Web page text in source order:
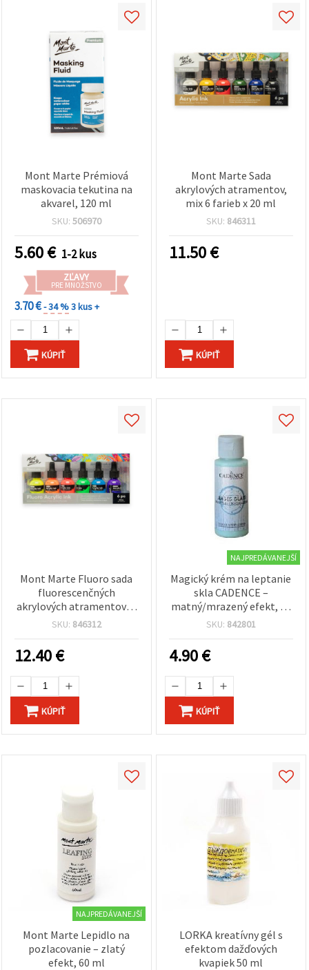
Mont Marte Prémiová
maskovacia tekutina na
akvarel, 120 ml
SKU: 506970
5.60€ 1-2 kus
ZĽAVY
PRE MNOŽSTVO
3.70 €- 34 %3 kus +
KÚPIŤ
Mont Marte Sada
akrylových atramentov,
mix 6 farieb x 20 ml
SKU: 846311
11.50€
KÚPIŤ
Mont Marte Fluoro sada
fluorescenčných
akrylových atramentov, 6
farieb x 20 ml
SKU: 846312
12.40€
KÚPIŤ
NAJPREDÁVANEJŠÍ
Magický krém na leptanie
skla CADENCE –
matný/mrazený efekt, 59
ml – DIY leptanie skla a
kreatívne hobby a domáce
dekorácie
SKU: 842801
4.90€
KÚPIŤ
NAJPREDÁVANEJŠÍ
Mont Marte Lepidlo na
pozlacovanie – zlatý
efekt, 60 ml
LORKA kreatívny gél s
efektom dažďových
kvapiek 50 ml